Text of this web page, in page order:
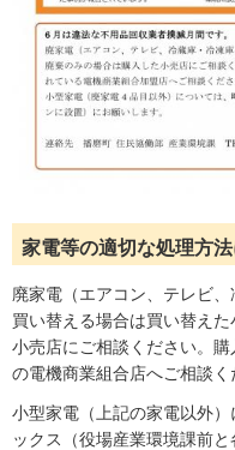
家電等の適切な処理方
廃家電（エアコン、テレビ
買い替える場合は買い替え
小売店にご相談ください。
の電機商業組合店へご相談く
小型家電（上記の家電以外
ックス（役場産業環境課前